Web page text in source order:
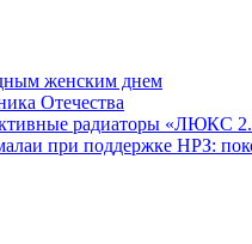
женским днем
Отечества
радиаторы «ЛЮКС
при поддержке НРЗ: